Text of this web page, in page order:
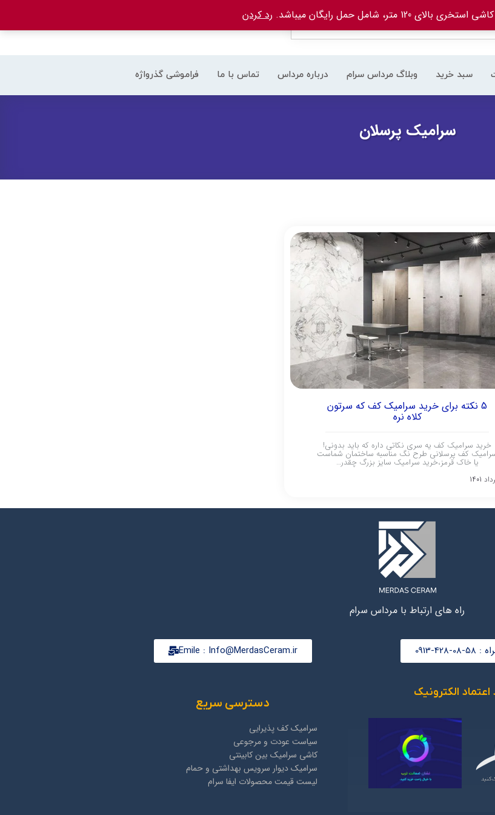
120 متر، شامل حمل رایگان میباشد. رد کردن
سبد خرید وبلاگ مرداس سرام درباره مرداس تماس با ما فراموشی گذرواژه
سرامیک پرسلان
5 نکته برای خرید سرامیک کف که سرتون
کلاه نره
خرید سرامیک کف یه سری نکاتی داره که باید بدونی!
کف پرسلانی طرح نگ مناسبه ساختمان شماست
یا خاک قرمز،خرید سرامیک سایز بزرگ چقدر…
راه های ارتباط با مرداس سرام
428-0913
Emile : Info@MerdasCeram.ir
اعتماد الکترونیک
دسترسی سریع
سرامیک کف پذیرایی
سیاست عودت و مرجوعی
کاشی سرامیک بین کابینتی
سرامیک دیوار سرویس بهداشتی و حمام
لیست قیمت محصولات ایفا سرام